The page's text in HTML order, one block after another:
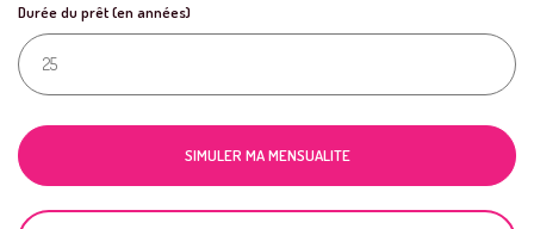
Durée du prêt (en années)
SIMULER MA MENSUALITE